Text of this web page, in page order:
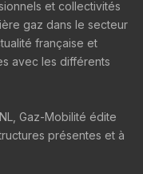
et collectivités
gaz dans le secteur
française et
avec les différents
Gaz-Mobilité édite
présentes et à